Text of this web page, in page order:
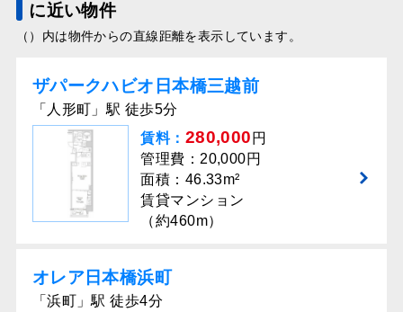
に近い物件
（）内は物件からの直線距離を表示しています。
ザパークハビオ日本橋三越前
「人形町」駅 徒歩5分
賃料： 280,000 円
管理費：20,000円
面積：46.33m²
賃貸マンション
（約460m）
オレア⽇本橋浜町
「浜町」駅 徒歩4分